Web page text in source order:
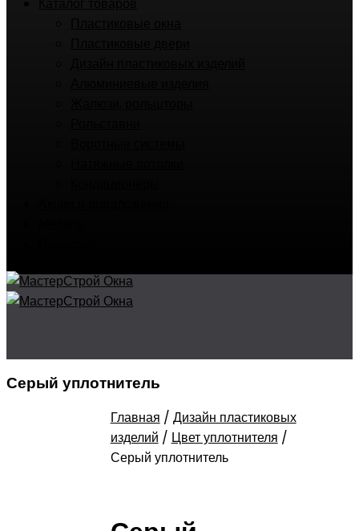
Серый уплотнитель
Главная / Дизайн пластиковых
изделий / Цвет уплотнителя /
Серый уплотнитель